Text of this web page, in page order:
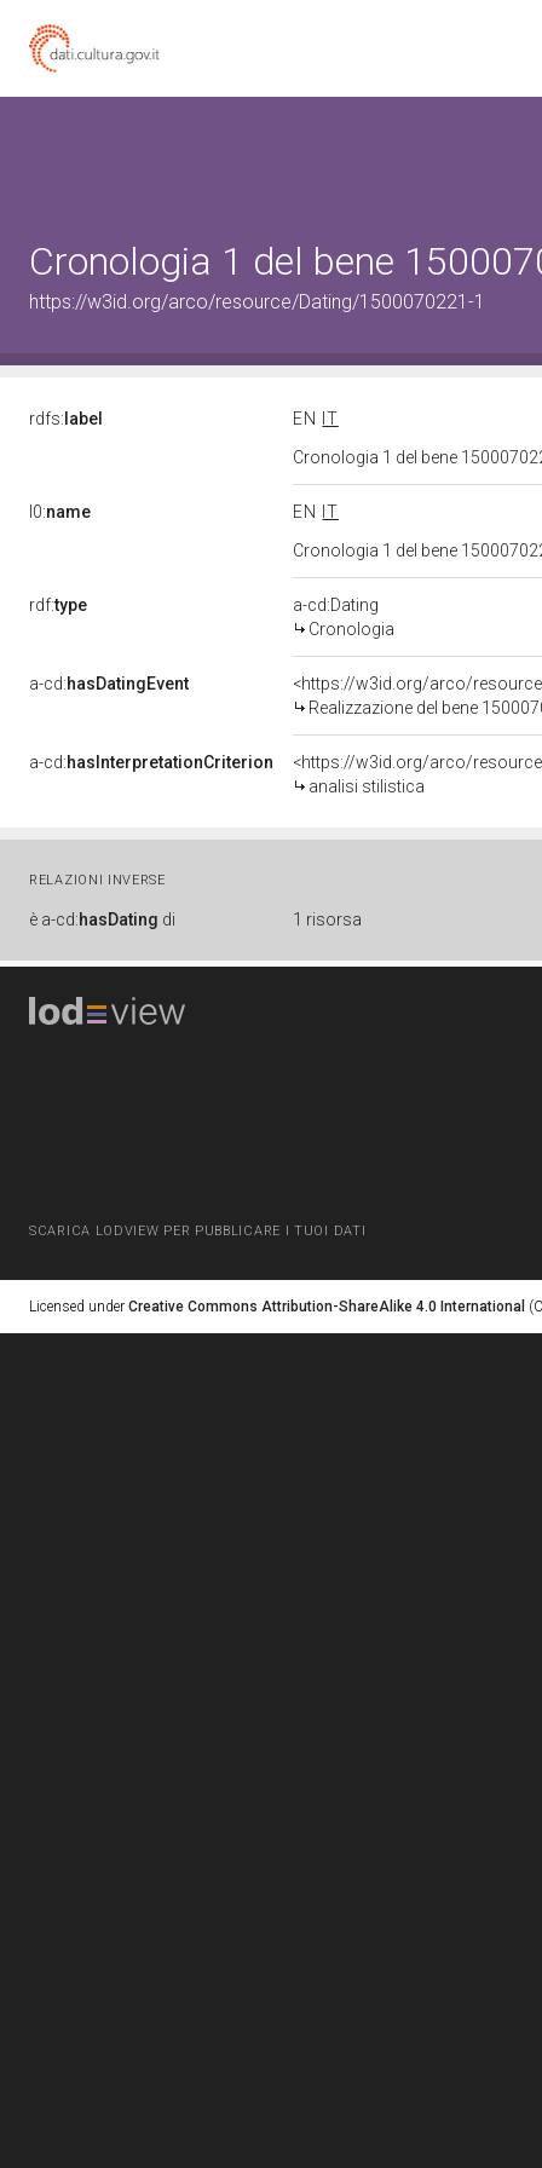
Cronologia 1 del bene
https://w3id.org/arco/resource/Dating/1500070221-1
rdfs: label EN
IT
Cronologia 1 del bene
l0:name EN
IT
Cronologia 1 del bene
rdf:type
a-cd:Dating
Cronologia
a-cd:hasDatingEvent
<https://w3id.org/arco/
Realizzazione del bene
a-cd:hasInterpretationCriterion
<https://w3id.org/arco/
analisi stilistica
RELAZIONI INVERSE
è a-cd:hasDating di 1 risorsa
SCARICA LODVIEW PER PUBBLICARE I TUOI DATI
Licensed under Creative Commons Attribution-ShareAlike 4.0 International